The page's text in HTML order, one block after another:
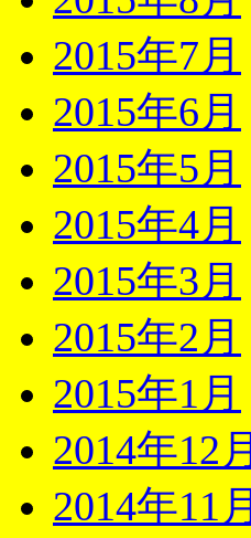
2015年7月
2015年6月
2015年5月
2015年4月
2015年3月
2015年2月
2015年1月
2014年12月
2014年11月